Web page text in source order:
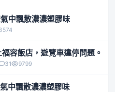
中飄散濃濃塑膠味
容飯店，遊覽車違停問題。
31 9799
中飄散濃濃塑膠味